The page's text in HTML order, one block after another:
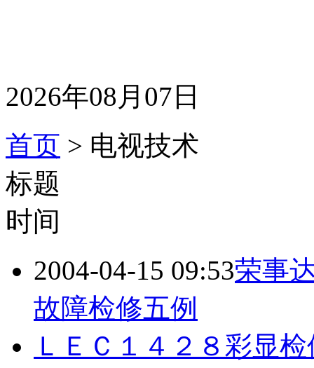
2026年08月07日
首页 > 电视技术
标题
时间
2004-04-15 09:53荣事
故障检修五例
ＬＥＣ１４２８彩显